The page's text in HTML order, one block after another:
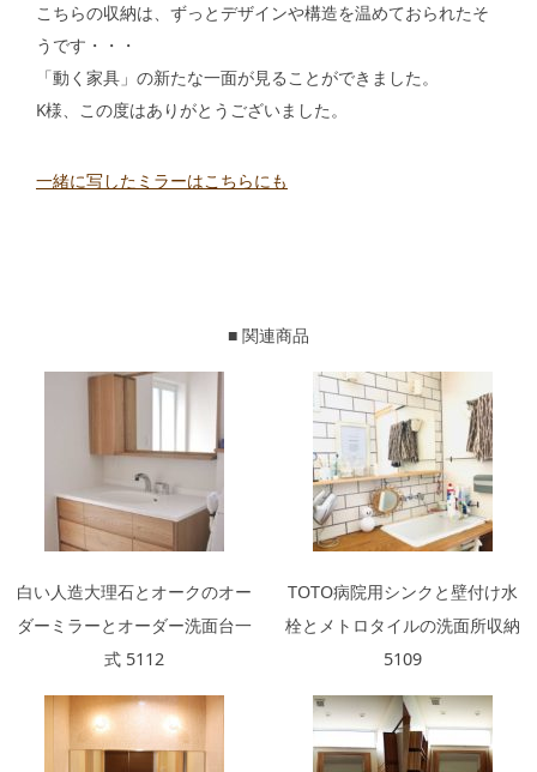
こちらの収納は、ずっとデザインや構造を温めておられたそ
うです・・・
「動く家具」の新たな一面が見ることができました。
K様、この度はありがとうございました。
一緒に写したミラーはこちらにも
■ 関連商品
白い人造大理石とオークのオー
ダーミラーとオーダー洗面台一
式 5112
TOTO病院用シンクと壁付け水
栓とメトロタイルの洗面所収納
5109